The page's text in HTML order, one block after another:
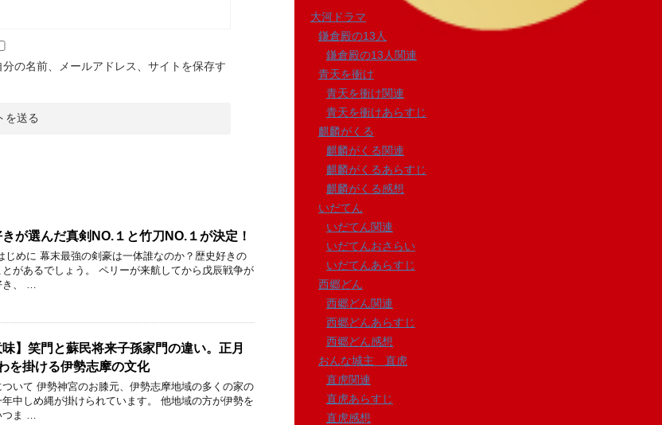
の名前、メールアドレス、サイトを保存す
が選んだ真剣NO.１と竹刀NO.１が決定！
めに 幕末最強の剣豪は一体誰なのか？歴史好きの
があるでしょう。 ペリーが来航してから戊辰戦争が
き、 …
】笑門と蘇民将来子孫家門の違い。正月
を掛ける伊勢志摩の文化
て 伊勢神宮のお膝元、伊勢志摩地域の多くの家の
中しめ縄が掛けられています。 他地域の方が伊勢を
つま …
大河ドラマ
鎌倉殿の13人
鎌倉殿の13人関連
青天を衝け
青天を衝け関連
青天を衝けあらすじ
麒麟がくる
麒麟がくる関連
麒麟がくるあらすじ
麒麟がくる感想
いだてん
いだてん関連
いだてんおさらい
いだてんあらすじ
西郷どん
西郷どん関連
西郷どんあらすじ
西郷どん感想
おんな城主 直虎
直虎関連
直虎あらすじ
直虎感想